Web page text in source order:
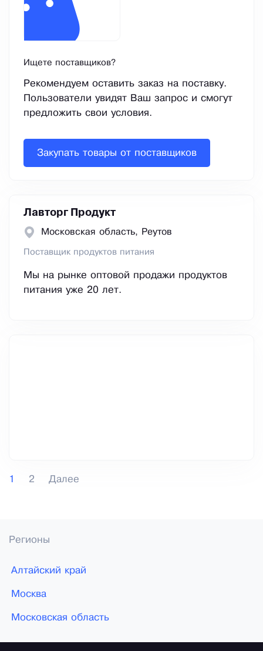
Ищете поставщиков?
Рекомендуем оставить заказ на поставку.
Пользователи увидят Ваш запрос и смогут
предложить свои условия.
Закупать товары от поставщиков
Лавторг Продукт
Московская область, Реутов
Поставщик продуктов питания
Мы на рынке оптовой продажи продуктов
питания уже 20 лет.
1 2 Далее
Регионы
Алтайский край
Москва
Московская область